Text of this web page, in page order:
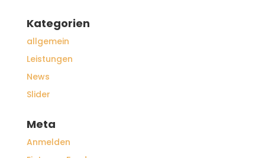
Kategorien
allgemein
Leistungen
News
Slider
Meta
Anmelden